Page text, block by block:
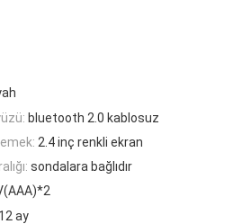
bluetooth 2.0 kablosuz
2.4 inç renkli ekran
sondalara bağlıdır
12 ay